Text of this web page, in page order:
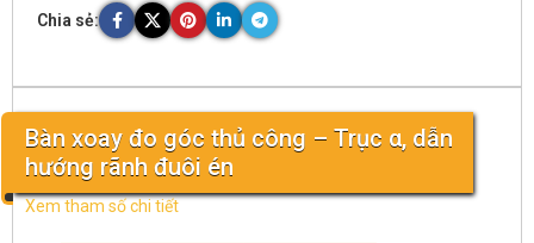
Bàn xoay đo góc thủ công – Trục α, dẫn
hướng rãnh đuôi én
Xem tham số chi tiết
Chia sẻ: